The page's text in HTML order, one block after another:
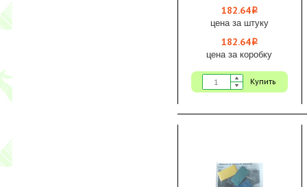
телескоп. палку)
красный 1/100
182.64i
цена за штуку
182.64i
цена за коробку
Купить